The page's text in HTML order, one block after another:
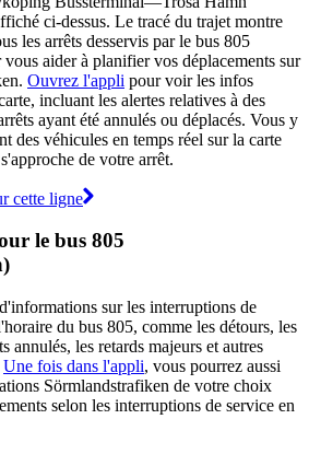
ci-dessus. Le tracé du trajet montre
les arrêts desservis par le bus 805
aider à planifier vos déplacements sur
Ouvrez l'appli pour voir les infos
incluant les alertes relatives à des
ayant été annulés ou déplacés. Vous y
des véhicules en temps réel sur la carte
de votre arrêt.
cette ligne
le bus 805
sur les interruptions de
du bus 805, comme les détours, les
annulés, les retards majeurs et autres
Une fois dans l'appli, vous pourrez aussi
Sörmlandstrafiken de votre choix
selon les interruptions de service en